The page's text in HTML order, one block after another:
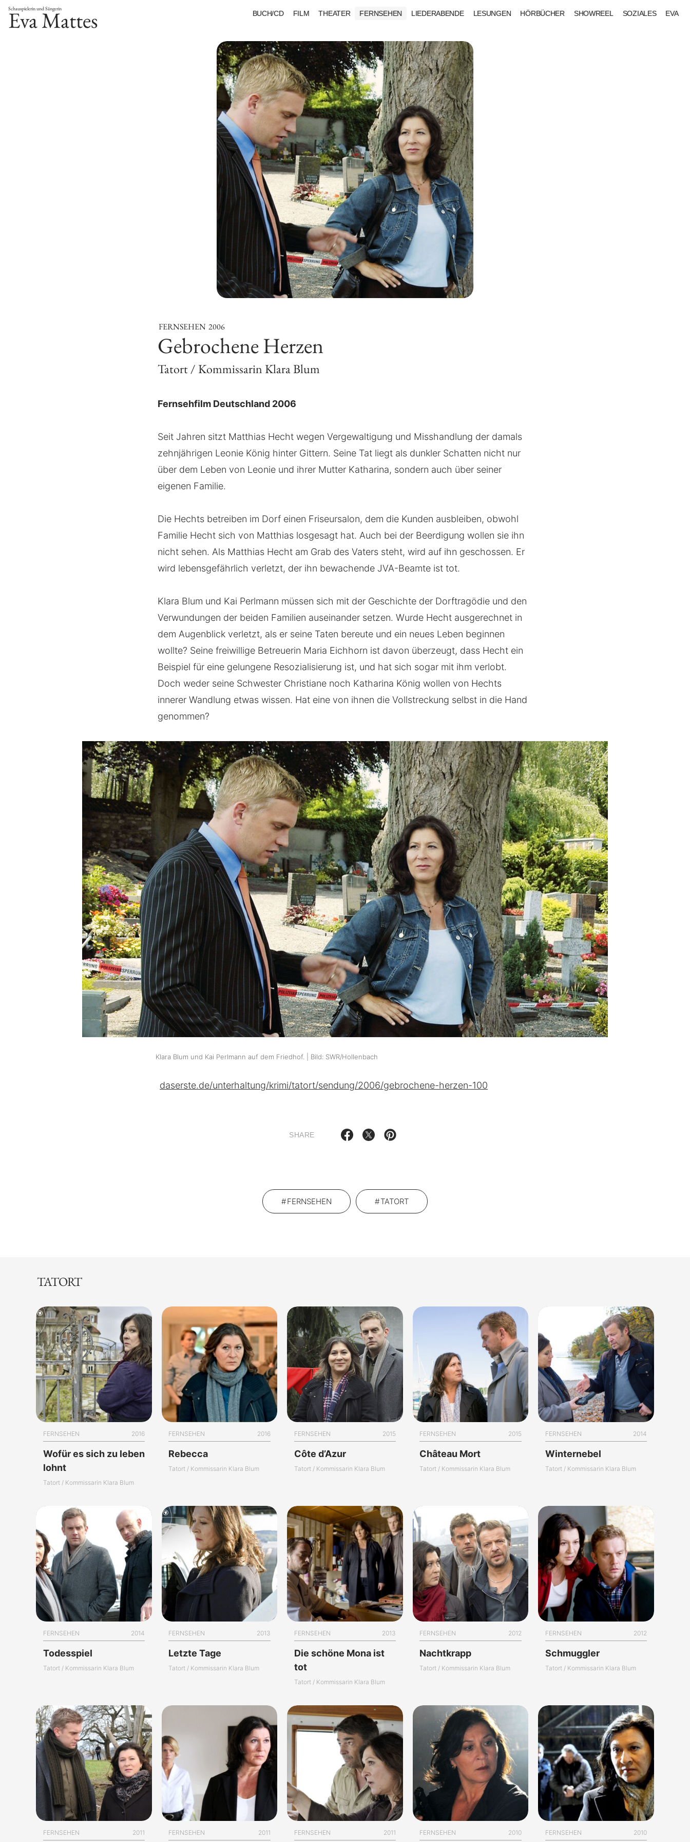
Schauspielerin und Sängerin
Eva Mattes BUCH/CD FILM THEATER FERNSEHEN LIEDERABENDE LESUNGEN HÖRBÜCHER SHOWREEL SOZIALES EVA
FERNSEHEN 2006
Gebrochene Herzen
Tatort / Kommissarin Klara Blum
Fernsehfilm Deutschland 2006
Seit Jahren sitzt Matthias Hecht wegen Vergewaltigung und Misshandlung der damals
zehnjährigen Leonie König hinter Gittern. Seine Tat liegt als dunkler Schatten nicht nur
über dem Leben von Leonie und ihrer Mutter Katharina, sondern auch über seiner
eigenen Familie.
Die Hechts betreiben im Dorf einen Friseursalon, dem die Kunden ausbleiben, obwohl
Familie Hecht sich von Matthias losgesagt hat. Auch bei der Beerdigung wollen sie ihn
nicht sehen. Als Matthias Hecht am Grab des Vaters steht, wird auf ihn geschossen. Er
wird lebensgefährlich verletzt, der ihn bewachende JVA-Beamte ist tot.
Klara Blum und Kai Perlmann müssen sich mit der Geschichte der Dorftragödie und den
Verwundungen der beiden Familien auseinander setzen. Wurde Hecht ausgerechnet in
dem Augenblick verletzt, als er seine Taten bereute und ein neues Leben beginnen
wollte? Seine freiwillige Betreuerin Maria Eichhorn ist davon überzeugt, dass Hecht ein
Beispiel für eine gelungene Resozialisierung ist, und hat sich sogar mit ihm verlobt.
Doch weder seine Schwester Christiane noch Katharina König wollen von Hechts
innerer Wandlung etwas wissen. Hat eine von ihnen die Vollstreckung selbst in die Hand
genommen?
Klara Blum und Kai Perlmann auf dem Friedhof. | Bild: SWR/Hollenbach
daserste.de/unterhaltung/krimi/tatort/sendung/2006/gebrochene-herzen-100
SHARE
FERNSEHEN TATORT
TATORT
FERNSEHEN 2016
Wofür es sich zu leben
lohnt
Tatort / Kommissarin Klara Blum
FERNSEHEN 2016
Rebecca
Tatort / Kommissarin Klara Blum
FERNSEHEN 2015
Côte d’Azur
Tatort / Kommissarin Klara Blum
FERNSEHEN 2015
Château Mort
Tatort / Kommissarin Klara Blum
FERNSEHEN 2014
Winternebel
Tatort / Kommissarin Klara Blum
FERNSEHEN 2014
Todesspiel
Tatort / Kommissarin Klara Blum
FERNSEHEN 2013
Letzte Tage
Tatort / Kommissarin Klara Blum
FERNSEHEN 2013
Die schöne Mona ist
tot
Tatort / Kommissarin Klara Blum
FERNSEHEN 2012
Nachtkrapp
Tatort / Kommissarin Klara Blum
FERNSEHEN 2012
Schmuggler
Tatort / Kommissarin Klara Blum
FERNSEHEN 2011 FERNSEHEN 2011 FERNSEHEN 2011 FERNSEHEN 2010 FERNSEHEN 2010